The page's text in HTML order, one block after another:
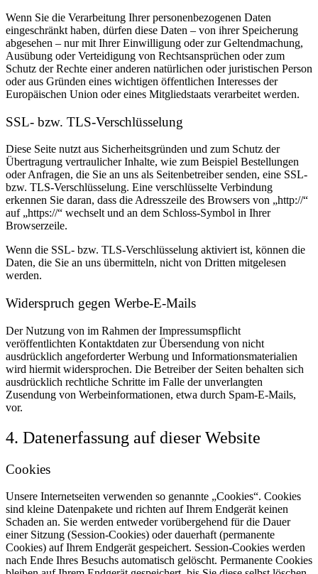
Wenn Sie die Verarbeitung Ihrer personenbezogenen Daten
eingeschränkt haben, dürfen diese Daten – von ihrer Speicherung
abgesehen – nur mit Ihrer Einwilligung oder zur Geltendmachung,
Ausübung oder Verteidigung von Rechtsansprüchen oder zum
Schutz der Rechte einer anderen natürlichen oder juristischen Person
oder aus Gründen eines wichtigen öffentlichen Interesses der
Europäischen Union oder eines Mitgliedstaats verarbeitet werden.
SSL- bzw. TLS-Verschlüsselung
Diese Seite nutzt aus Sicherheitsgründen und zum Schutz der
Übertragung vertraulicher Inhalte, wie zum Beispiel Bestellungen
oder Anfragen, die Sie an uns als Seitenbetreiber senden, eine SSL-
bzw. TLS-Verschlüsselung. Eine verschlüsselte Verbindung
erkennen Sie daran, dass die Adresszeile des Browsers von „http://“
auf „https://“ wechselt und an dem Schloss-Symbol in Ihrer
Browserzeile.
Wenn die SSL- bzw. TLS-Verschlüsselung aktiviert ist, können die
Daten, die Sie an uns übermitteln, nicht von Dritten mitgelesen
werden.
Widerspruch gegen Werbe-E-Mails
Der Nutzung von im Rahmen der Impressumspflicht
veröffentlichten Kontaktdaten zur Übersendung von nicht
ausdrücklich angeforderter Werbung und Informationsmaterialien
wird hiermit widersprochen. Die Betreiber der Seiten behalten sich
ausdrücklich rechtliche Schritte im Falle der unverlangten
Zusendung von Werbeinformationen, etwa durch Spam-E-Mails,
vor.
4. Datenerfassung auf dieser Website
Cookies
Unsere Internetseiten verwenden so genannte „Cookies“. Cookies
sind kleine Datenpakete und richten auf Ihrem Endgerät keinen
Schaden an. Sie werden entweder vorübergehend für die Dauer
einer Sitzung (Session-Cookies) oder dauerhaft (permanente
Cookies) auf Ihrem Endgerät gespeichert. Session-Cookies werden
nach Ende Ihres Besuchs automatisch gelöscht. Permanente Cookies